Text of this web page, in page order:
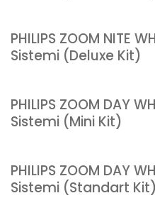
PHILIPS ZOOM NITE
Sistemi (Deluxe Kit)
PHILIPS ZOOM DAY
Sistemi (Mini Kit)
PHILIPS ZOOM DAY
Sistemi (Standart Kit)